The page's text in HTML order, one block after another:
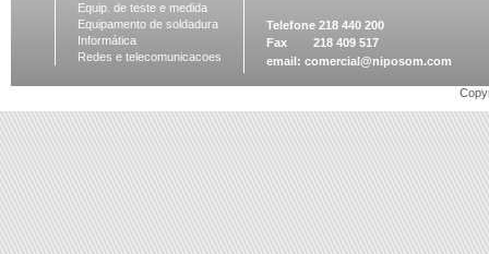
Equip. de teste e medida
Equipamento de soldadura
Informática
Redes e telecomunicacoes
Telefone 218 440 200
Fax 218 409 517
email: comercial@niposom.com